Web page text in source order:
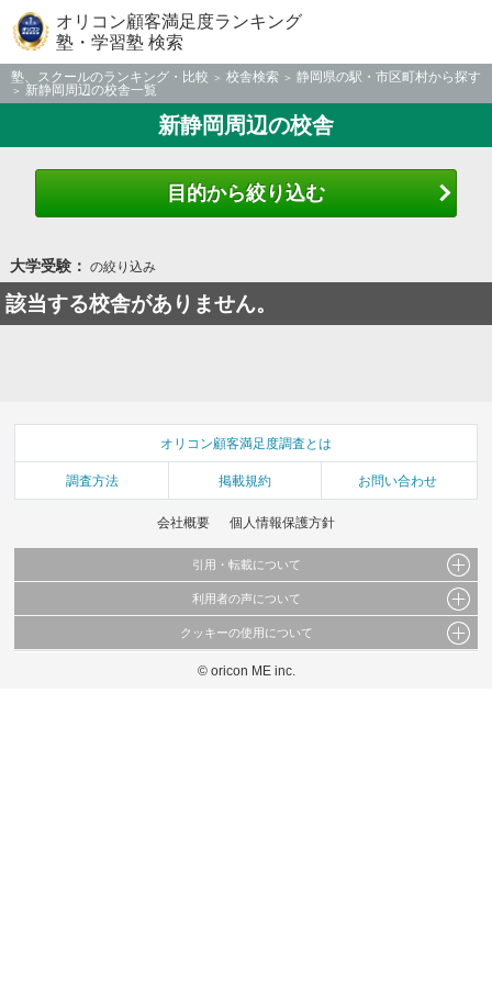
オリコン顧客満足度ランキング
塾・学習塾 検索
塾、スクールのランキング・比較 校舎検索
静岡県の駅・市区町村から探す
新静岡周辺の校舎一覧
新静岡周辺の校舎
目的から絞り込む
大学受験： の絞り込み
該当する校舎がありません。
オリコン顧客満足度調査とは
調査方法 掲載規約 お問い合わせ
会社概要 個人情報保護方針
引用・転載について
当サイトで公開されている情報（文字、写真、イラスト、画像データ等）及びこれらの配
これらの情報を権利者の許可なく無断転載・複製などの二次利用を行うことは固く禁じて
利用者の声について
当サイトに掲載している内容はすべてサービスの利用者が提出された見解・感想です。
弊社の見解・ 意見ではないことをご理解いただいた上でご覧ください。
クッキーの使用について
このサイトでは Cookie を使用して、ユーザーに合わせたコンテンツや広告の表示、ソー
© oricon ME inc.